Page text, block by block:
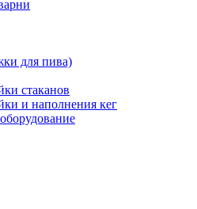
для пива)
стаканов
и наполнения кег